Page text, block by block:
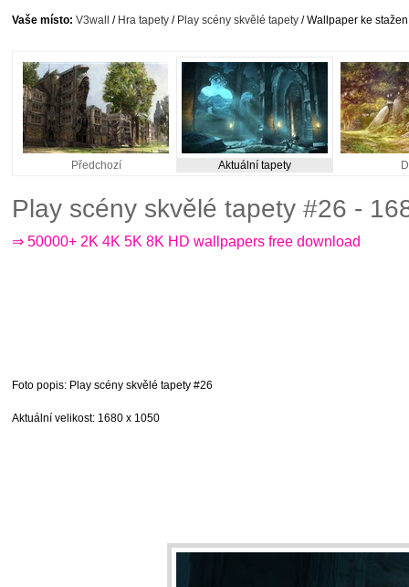
Vaše místo: V3wall / Hra tapety / Play scény skvělé tapety / Wallpaper ke
Předchozí Aktuální tapety
Play scény skvělé tapety #26 -
⇒ 50000+ 2K 4K 5K 8K HD wallpapers free download
Foto popis: Play scény skvělé tapety #26
Aktuální velikost: 1680 x 1050